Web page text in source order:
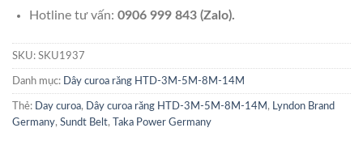
Hotline tư vấn: 0906 999 843 (Zalo).
SKU: SKU1937
Danh mục: Dây curoa răng HTD-3M-5M-8M-14M
Thẻ: Day curoa, Dây curoa răng HTD-3M-5M-8M-14M ,
Lyndon Brand
Germany, Sundt Belt, Taka Power Germany